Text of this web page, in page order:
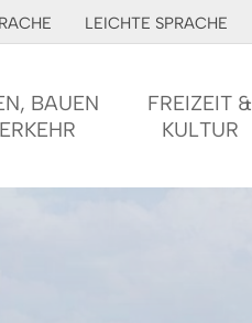
LEICHTE SPRACHE
BAUEN
FREIZEIT &
KULTUR